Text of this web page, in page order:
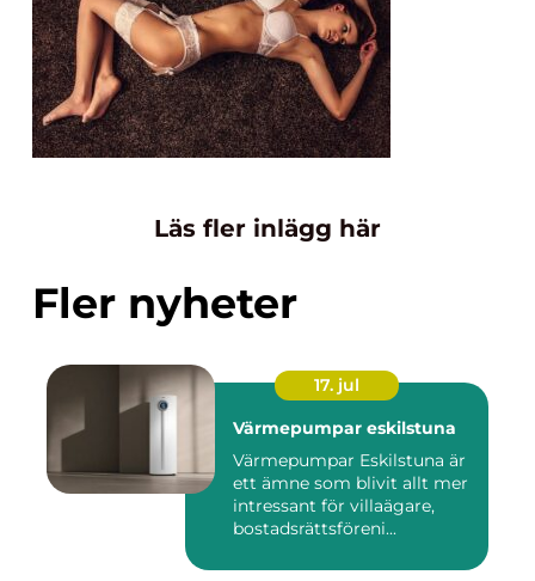
Läs fler inlägg här
Fler nyheter
17. jul
Värmepumpar eskilstuna
Värmepumpar Eskilstuna är
ett ämne som blivit allt mer
intressant för villaägare,
bostadsrättsföreni...